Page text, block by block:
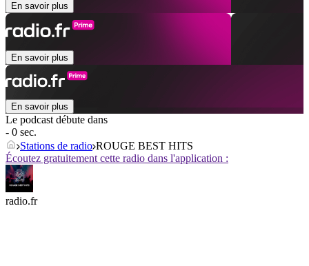
En savoir plus
En savoir plus
En savoir plus
Le podcast débute dans
- 0 sec.
Stations de radio ROUGE BEST HITS
Écoutez gratuitement cette radio dans l'application :
radio.fr